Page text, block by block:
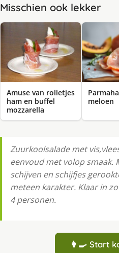
Misschien ook lekker
Amuse van rolletjes
ham en buffel
mozzarella
meloen
Zuurkoolsalade met
eenvoud met volop smaak.
schijven en schijfjes
meteen karakter. Klaar in
4 personen.
👩‍🍳 Start